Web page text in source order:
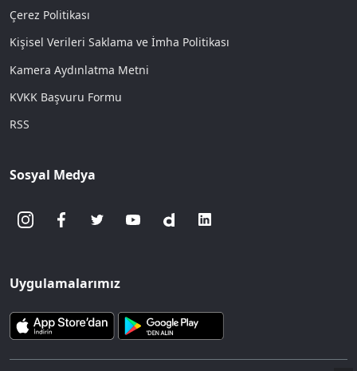
Çerez Politikası
Kişisel Verileri Saklama ve İmha Politikası
Kamera Aydınlatma Metni
KVKK Başvuru Formu
RSS
Sosyal Medya
Uygulamalarımız